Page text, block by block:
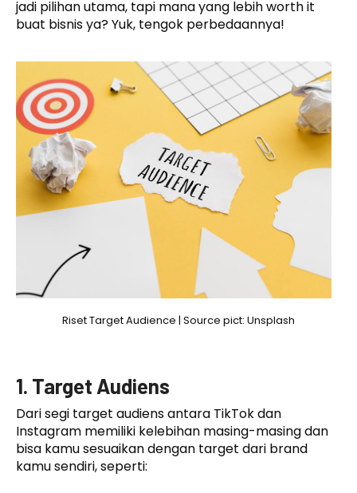
jadi pilihan utama, tapi mana yang lebih worth it
buat bisnis ya? Yuk, tengok perbedaannya!
Riset Target Audience | Source pict: Unsplash
1. Target Audiens
Dari segi target audiens antara TikTok dan
Instagram memiliki kelebihan masing-masing dan
bisa kamu sesuaikan dengan target dari brand
kamu sendiri, seperti: